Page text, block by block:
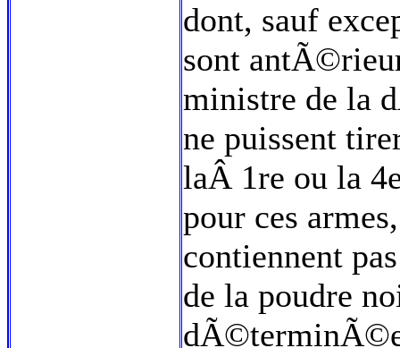
dont, sauf
sont
ministre de la
ne puissent
laÂ 1re ou la
pour ces
contiennent
de la poudre